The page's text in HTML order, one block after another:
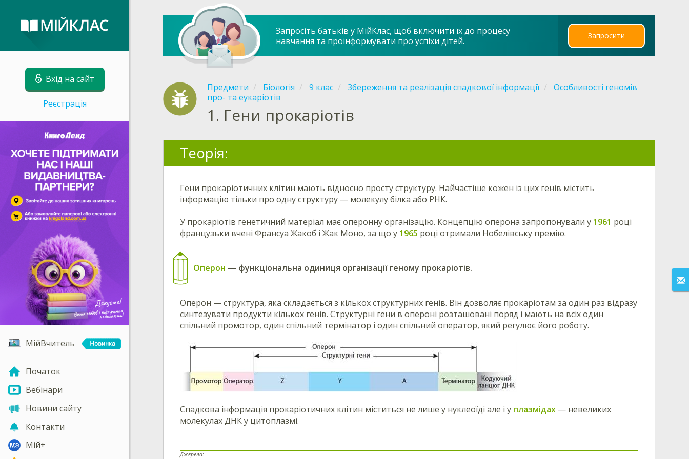
Вхід на сайт
Реєстрація
МійВчитель
Початок
Вебінари
Новини сайту
Контакти
Мій+
Запросіть батьків у МійКлас, щоб включити їх до процесу
навчання та проінформувати про успіхи дітей.
Запросити
Предмети Біологія 9 клас Збереження та реалізація спадкової інформації
Особливості геномів
про- та еукаріотів
1. Гени прокаріотів
Теорія:
Гени прокаріотичних клітин мають відносно просту структуру. Найчастіше кожен із цих генів містить
інформацію тільки про одну структуру — молекулу білка або РНК.
У прокаріотів генетичний матеріал має оперонну організацію. Концепцію оперона запропонували у 1961 році
французьки вчені Франсуа Жакоб і Жак Моно, за що у 1965 році отримали Нобелівську премію.
Оперон — функціональна одиниця організації геному прокаріотів.
Оперон — структура, яка складається з кількох структурних генів. Він дозволяє прокаріотам за один раз відразу
синтезувати продукти кількох генів. Структурні гени в опероні розташовані поряд і мають на всіх один
спільний промотор, один спільний термінатор і один спільний оператор, який регулює його роботу.
Спадкова інформація прокаріотичних клітин міститься не лише у нуклеоїді але і у плазмідах — невеликих
молекулах ДНК у цитоплазмі.
Джерела: